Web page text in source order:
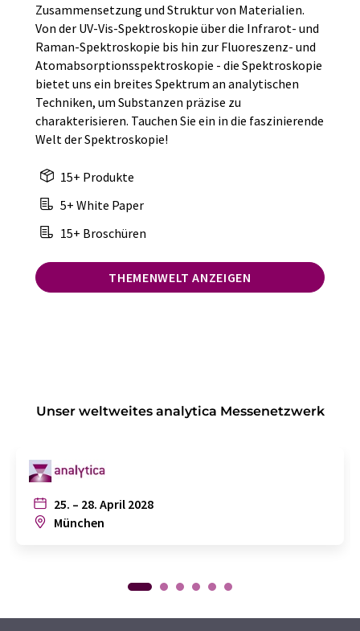
Zusammensetzung und Struktur von Materialien.
Von der UV-Vis-Spektroskopie über die Infrarot- und
Raman-Spektroskopie bis hin zur Fluoreszenz- und
Atomabsorptionsspektroskopie - die Spektroskopie
bietet uns ein breites Spektrum an analytischen
Techniken, um Substanzen präzise zu
charakterisieren. Tauchen Sie ein in die faszinierende
Welt der Spektroskopie!
15+ Produkte
5+ White Paper
15+ Broschüren
THEMENWELT ANZEIGEN
Unser weltweites analytica Messenetzwerk
25. – 28. April 2028
München